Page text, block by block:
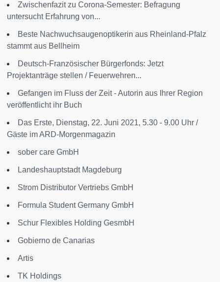
Zwischenfazit zu Corona-Semester: Befragung
untersucht Erfahrung von...
Beste Nachwuchsaugenoptikerin aus Rheinland-Pfalz
stammt aus Bellheim
Deutsch-Französischer Bürgerfonds: Jetzt
Projektanträge stellen / Feuerwehren...
Gefangen im Fluss der Zeit - Autorin aus Ihrer Region
veröffentlicht ihr Buch
Das Erste, Dienstag, 22. Juni 2021, 5.30 - 9.00 Uhr /
Gäste im ARD-Morgenmagazin
sober care GmbH
Landeshauptstadt Magdeburg
Strom Distributor Vertriebs GmbH
Formula Student Germany GmbH
Schur Flexibles Holding GesmbH
Gobierno de Canarias
Artis
TK Holdings